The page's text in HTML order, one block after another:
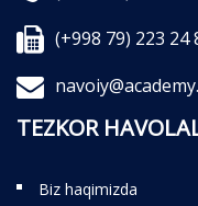
(+998 79) 223 24
TEZKOR
Biz haqimizda